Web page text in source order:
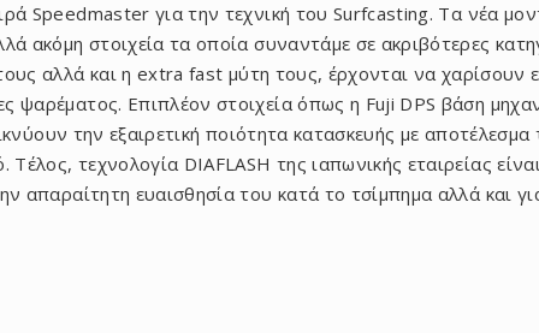
Speedmaster για την τεχνική του Surfcasting. Τα νέα
ακόμη στοιχεία τα οποία συναντάμε σε ακριβότερες
αλλά και η extra fast μύτη τους, έρχονται να χαρίσουν
ψαρέματος. Επιπλέον στοιχεία όπως η Fuji DPS βάση
την εξαιρετική ποιότητα κατασκευής με
τεχνολογία DIAFLASH της ιαπωνικής εταιρείας
απαραίτητη ευαισθησία του κατά το τσίμπημα αλλά και